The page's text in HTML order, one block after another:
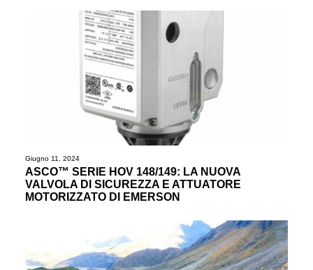
Giugno 11, 2024
ASCO™ SERIE HOV 148/149: LA NUOVA
VALVOLA DI SICUREZZA E ATTUATORE
MOTORIZZATO DI EMERSON